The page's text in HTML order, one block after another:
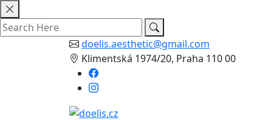
Skip
to
content
doelis.aesthetic@gmail.com
Klimentská 1974/20, Praha 110 00